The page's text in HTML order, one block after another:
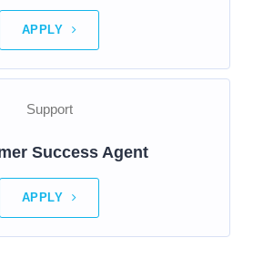
APPLY
Support
Success Agent
APPLY